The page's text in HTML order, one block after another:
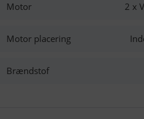
Motor 2 x
Motor placering
Brændstof